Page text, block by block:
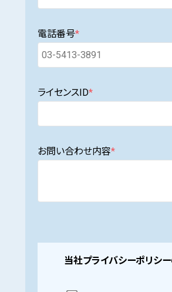
電話番号*
ライセンスID*
お問い合わせ内容*
当社プライバシーポリシ